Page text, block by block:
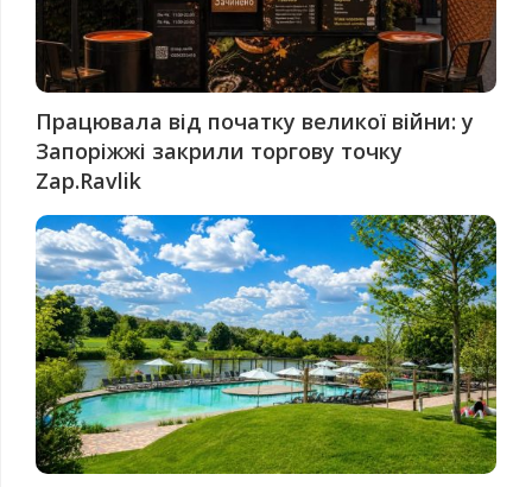
Працювала від початку великої війни: у
Запоріжжі закрили торгову точку
Zap.Ravlik